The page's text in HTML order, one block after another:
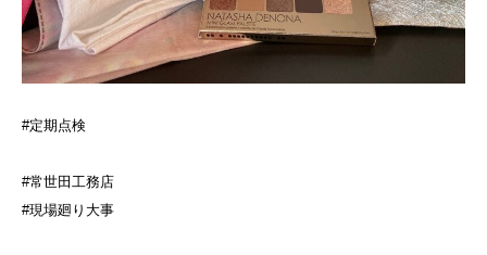
#定期点検
#常世田工務店
#現場廻り大事